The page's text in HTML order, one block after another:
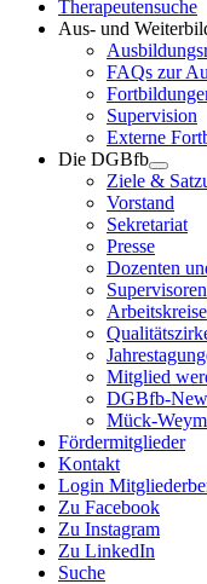
Therapeutensuche
Aus- und
FAQs zur
Supervision
Externe
Die DGBfb
Ziele &
Vorstand
Sekretariat
Presse
Dozenten
Supervisoren
Arbeitskreise
Mitglied
DGBfb-
Mück-
Fördermitglieder
Kontakt
Login
Zu Facebook
Zu Instagram
Zu LinkedIn
Suche